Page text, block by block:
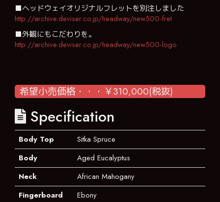
■ヘッドウェイオリジナルフレットを別注しました
http://archive.deviser.co.jp/headway/new500-fret
■外観にもこだわりを。
http://archive.deviser.co.jp/headway/new500-logo
希望小売価格・・・￥310,000(税抜)
Specification
Body Top
Sitka Spruce
Body
Aged Eucalyptus
Neck
African Mahogany
Fingerboard
Ebony